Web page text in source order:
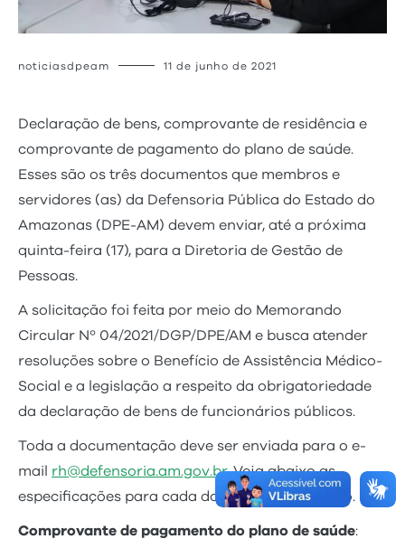
noticiasdpeam 11 de junho de 2021
Declaração de bens, comprovante de residência e
comprovante de pagamento do plano de saúde.
Esses são os três documentos que membros e
servidores (as) da Defensoria Pública do Estado do
Amazonas (DPE-AM) devem enviar, até a próxima
quinta-feira (17), para a Diretoria de Gestão de
Pessoas.
A solicitação foi feita por meio do Memorando
Circular Nº 04/2021/DGP/DPE/AM e busca atender
resoluções sobre o Benefício de Assistência Médico-
Social e a legislação a respeito da obrigatoriedade
da declaração de bens de funcionários públicos.
Toda a documentação deve ser enviada para o e-
mail rh@defensoria.am.gov.br. Veja abaixo as
especificações para cada documento solicitado.
Comprovante de pagamento do plano de saúde: